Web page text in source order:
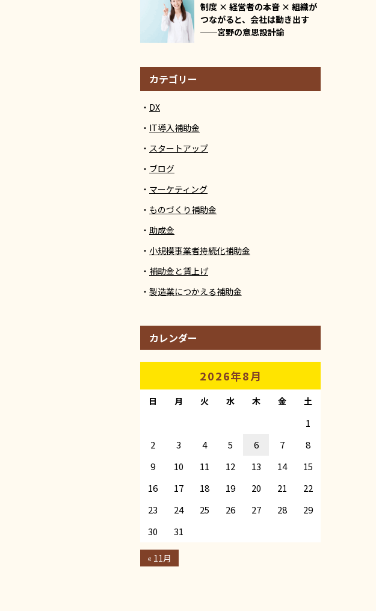
制度 × 経営者の本音 × 組織が
つながると、会社は動き出す
──宮野の意思設計論
カテゴリー
DX
IT導入補助金
スタートアップ
ブログ
マーケティング
ものづくり補助金
助成金
小規模事業者持続化補助金
補助金と賃上げ
製造業につかえる補助金
カレンダー
2026年8月
日 月 火 水 木 金 土
1
2
3 4 5 6 7
8
9
10 11 12 13 14
15
16
17 18 19 20 21
22
23
24 25 26 27 28
29
30
31
« 11月